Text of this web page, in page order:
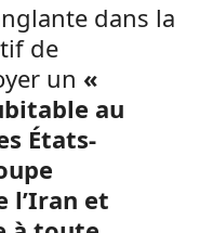
dans la
de
un «
au
États-
l’Iran et